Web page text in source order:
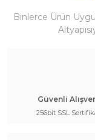
Binlerce Ürün
Güvenli
256bit SSL